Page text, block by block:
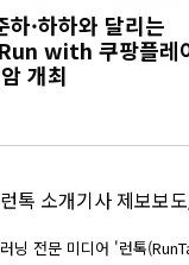
하·하하와 달리는
with 쿠팡플레
개최
런톡 소개기사 제보보
러닝 전문 미디어 '런톡